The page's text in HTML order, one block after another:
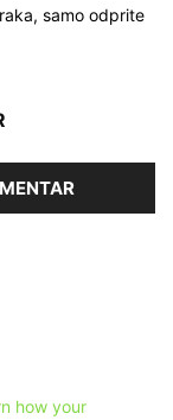
samo odprite
how your